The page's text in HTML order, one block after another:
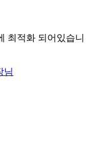
최적화 되어있습니
님